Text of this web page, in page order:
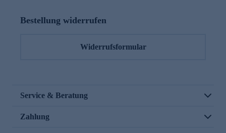
Bestellung widerrufen
Widerrufsformular
Service & Beratung
Zahlung